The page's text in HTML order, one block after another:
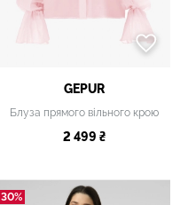
GEPUR
Блуза прямого вільного крою
2 499 ₴
30%